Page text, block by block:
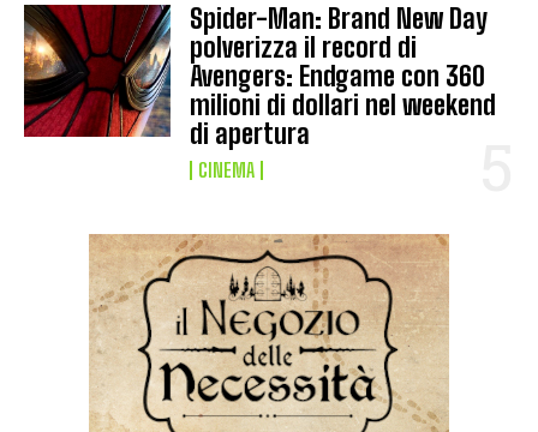
Spider-Man: Brand New Day
polverizza il record di
Avengers: Endgame con 360
milioni di dollari nel weekend
di apertura
CINEMA